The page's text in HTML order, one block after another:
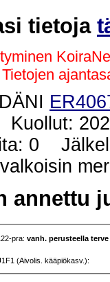
tietoja
0
annettu
pra:vanh. perusteella terve
(Aivolis. kääpiökasv.):